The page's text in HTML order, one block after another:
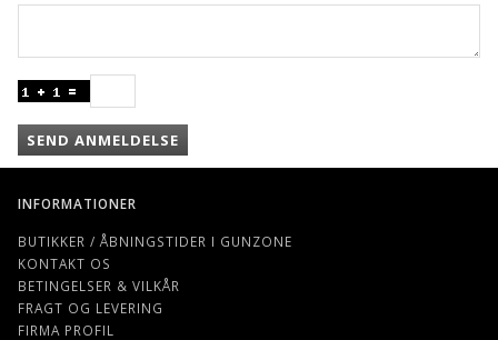
SEND ANMELDELSE
INFORMATIONER
BUTIKKER / ÅBNINGSTIDER I GUNZONE
KONTAKT OS
BETINGELSER & VILKÅR
FRAGT OG LEVERING
FIRMA PROFIL